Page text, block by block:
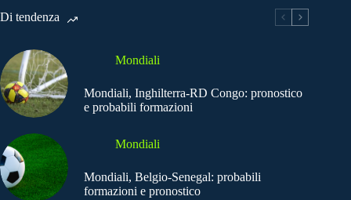
Di tendenza
Mondiali
Mondiali, Inghilterra-RD Congo: pronostico
e probabili formazioni
Mondiali
Mondiali, Belgio-Senegal: probabili
formazioni e pronostico